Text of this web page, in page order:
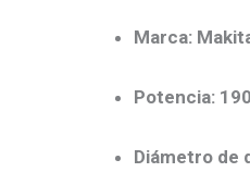
Marca:
Potencia:
Diámetro de